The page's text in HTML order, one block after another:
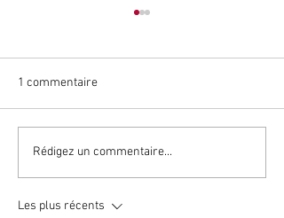
Le Sénégali vert
1 commentaire
Rédigez un commentaire...
Les plus récents